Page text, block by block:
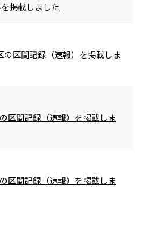
掲載しました
区間記録（速報）を掲載しま
区間記録（速報）を掲載しま
区間記録（速報）を掲載しま